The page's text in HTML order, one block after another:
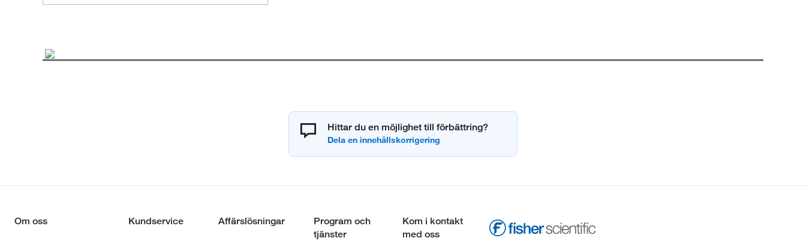
Hittar du en möjlighet till förbättring?
Om oss Kundservice Affärslösningar
Program och
tjänster
Kom i kontakt
med oss